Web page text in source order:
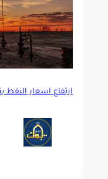
ارتفاع أسعار النفط بنسبة 1% في